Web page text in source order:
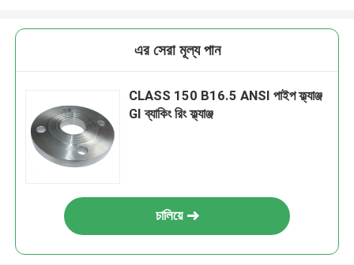
এর সেরা মূল্য পান
CLASS 150 B16.5 ANSI পাইপ ফ্ল্যাঞ্জ
GI ব্যাকিং রিং ফ্ল্যাঞ্জ
চালিয়ে